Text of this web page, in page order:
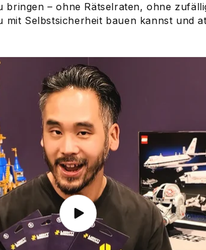
– ohne Rätselraten, ohne
mit Selbstsicherheit bauen kannst und